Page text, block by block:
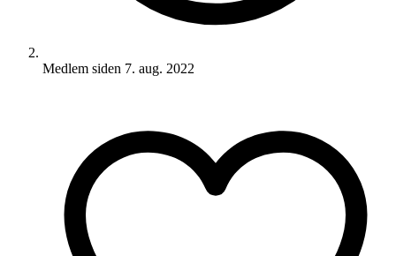
Medlem siden 7. aug. 2022